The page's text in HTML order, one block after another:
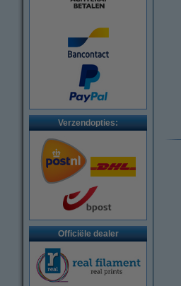
Verzendopties:
Officiële dealer